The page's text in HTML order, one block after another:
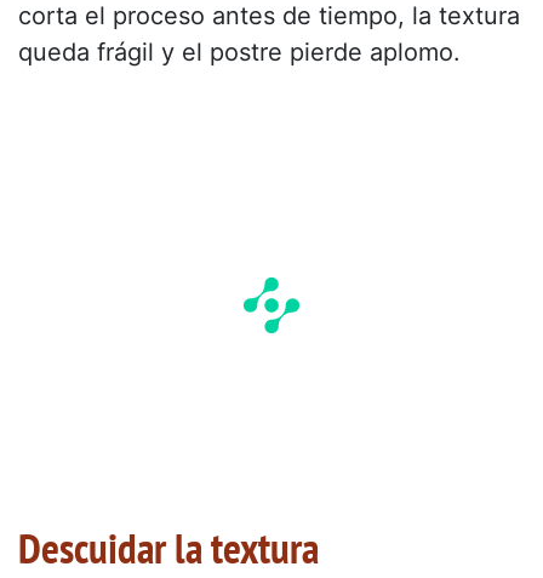
corta el proceso antes de tiempo, la textura
queda frágil y el postre pierde aplomo.
Descuidar la textura